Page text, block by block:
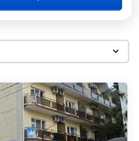
4.7